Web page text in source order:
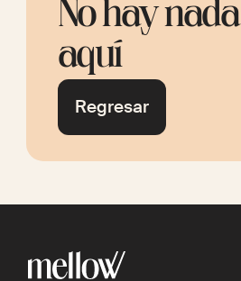
No hay nada
aquí
Regresar